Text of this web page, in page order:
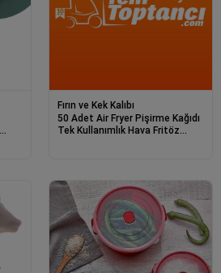
Fırın ve Kek Kalıbı
50 Adet Air Fryer Pişirme Kağıdı
Tek Kullanımlık Hava Fritöz